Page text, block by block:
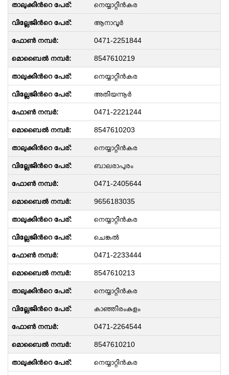
നെയ്യാറ്റിന്‍കര
ആനാവൂർ
0471-2251844
8547610219
നെയ്യാറ്റിന്‍കര
അതിയന്നൂർ
0471-2221244
8547610203
നെയ്യാറ്റിന്‍കര
ബാലരാപുരം
0471-2405644
9656183035
നെയ്യാറ്റിന്‍കര
ചെങ്കൽ
0471-2233444
8547610213
നെയ്യാറ്റിന്‍കര
കാഞ്ഞിരംകുളം
0471-2264544
8547610210
നെയ്യാറ്റിന്‍കര